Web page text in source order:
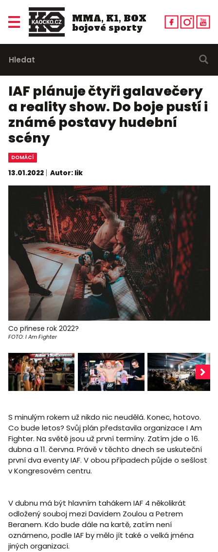
MMA, K1, BOX
bojové sporty
IAF plánuje čtyři galavečery
a reality show. Do boje pustí i
známé postavy hudební
scény
DOMÁCÍ
13.01.2022 Autor: lik
Co přinese rok 2022?
FOTO: I Am Fighter
S minulým rokem už nikdo nic neudělá. Konec, hotovo.
Co bude letos? Svůj plán představila organizace I Am
Fighter. Na světě jsou už první termíny. Zatím jde o 16.
dubna a 11. června. Právě v těchto dnech se uskuteční
první dva eventy IAF. V obou případech půjde o sešlost
v Kongresovém centru.
V dubnu má být hlavním tahákem IAF 4 několikrát
odložený souboj mezi Davidem Zoulou a Petrem
Beranem. Kdo bude dále na kartě, zatím není
oznámeno, podle IAF by mělo jít také o velká jména
jiných organizací.